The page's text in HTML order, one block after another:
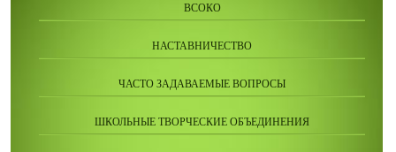
ВСОКО
НАСТАВНИЧЕСТВО
ЧАСТО ЗАДАВАЕМЫЕ ВОПРОСЫ
ШКОЛЬНЫЕ ТВОРЧЕСКИЕ ОБЪЕДИНЕНИЯ